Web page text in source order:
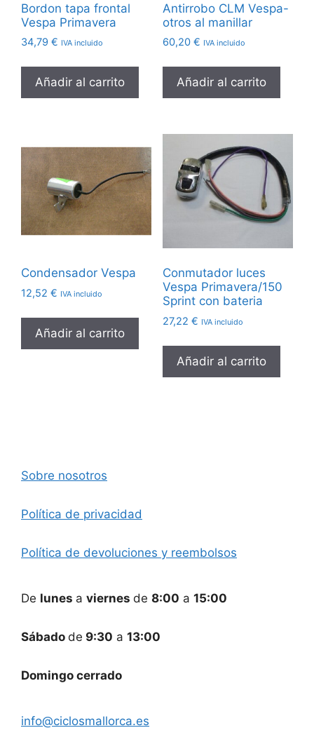
Bordon tapa frontal
Vespa Primavera
34,79 € IVA incluido
Añadir al carrito
Antirrobo CLM Vespa-
otros al manillar
60,20 € IVA incluido
Añadir al carrito
Condensador Vespa
12,52 € IVA incluido
Añadir al carrito
Conmutador luces
Vespa Primavera/150
Sprint con bateria
27,22 € IVA incluido
Añadir al carrito
Sobre nosotros
Política de privacidad
Política de devoluciones y reembolsos
De lunes a viernes de 8:00 a 15:00
Sábado de 9:30 a 13:00
Domingo cerrado
info@ciclosmallorca.es